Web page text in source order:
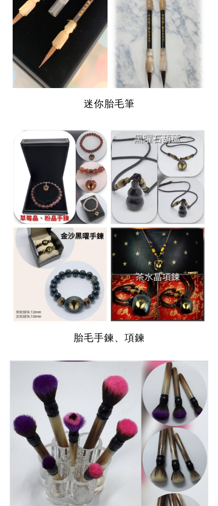
迷你胎毛筆
胎毛手鍊、項鍊